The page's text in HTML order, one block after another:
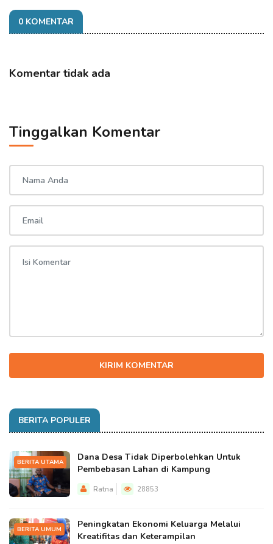
0 KOMENTAR
Komentar tidak ada
Tinggalkan Komentar
KIRIM KOMENTAR
BERITA POPULER
BERITA UTAMA
Dana Desa Tidak Diperbolehkan Untuk
Pembebasan Lahan di Kampung
Ratna 28853
BERITA UMUM
Peningkatan Ekonomi Keluarga Melalui
Kreatifitas dan Keterampilan